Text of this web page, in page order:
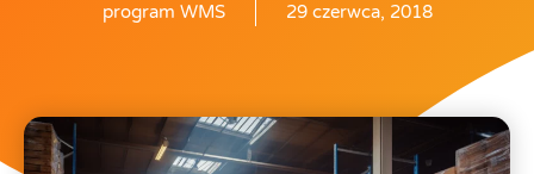
program WMS 29 czerwca, 2018